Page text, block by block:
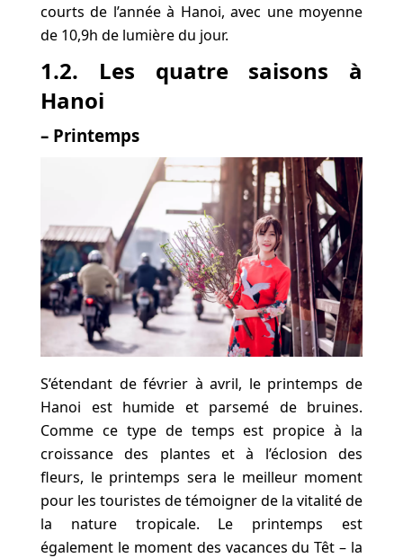
courts de l’année à Hanoi, avec une moyenne
de 10,9h de lumière du jour.
1.2. Les quatre saisons à
Hanoi
– Printemps
S’étendant de février à avril, le printemps de
Hanoi est humide et parsemé de bruines.
Comme ce type de temps est propice à la
croissance des plantes et à l’éclosion des
fleurs, le printemps sera le meilleur moment
pour les touristes de témoigner de la vitalité de
la nature tropicale. Le printemps est
également le moment des vacances du Têt – la